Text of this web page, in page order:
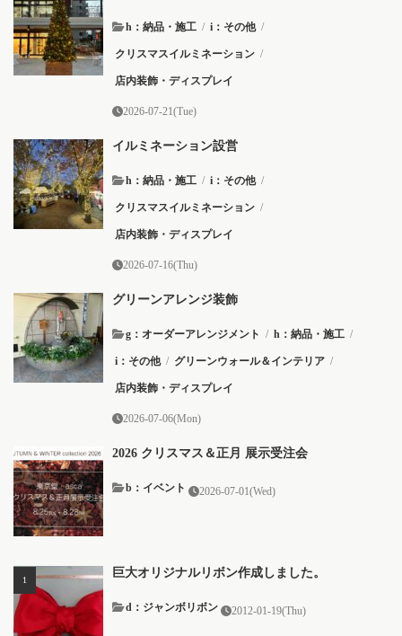
h：納品・施工 / i：その他 /
クリスマスイルミネーション /
店内装飾・ディスプレイ
2026-07-21(Tue)
イルミネーション設営
h：納品・施工 / i：その他 /
クリスマスイルミネーション /
店内装飾・ディスプレイ
2026-07-16(Thu)
グリーンアレンジ装飾
g：オーダーアレンジメント / h：納品・施工 /
i：その他 / グリーンウォール＆インテリア /
店内装飾・ディスプレイ
2026-07-06(Mon)
2026 クリスマス＆正月 展示受注会
b：イベント 2026-07-01(Wed)
巨大オリジナルリボン作成しました。
2012-01-19(Thu)
d：ジャンボリボン